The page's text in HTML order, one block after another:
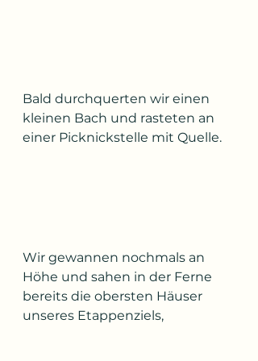
Bald durchquerten wir einen
kleinen Bach und rasteten an
einer Picknickstelle mit Quelle.
Wir gewannen nochmals an
Höhe und sahen in der Ferne
bereits die obersten Häuser
unseres Etappenziels,